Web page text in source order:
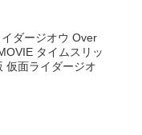
ダージオウ Over
タイムスリッ
仮面ライダージオ